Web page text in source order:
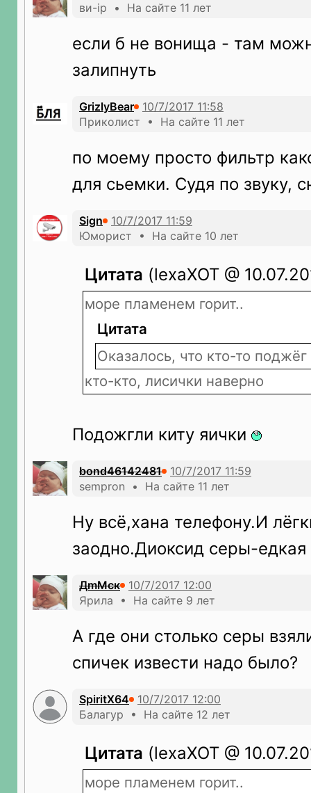
ви-ip • На сайте 11 лет
если б не вонища - там
залипнуть
GrizlyBear
Приколист • На сайте 11 лет
по моему просто фильтр
для сьемки. Судя по звуку,
Sign
Юморист • На сайте 10 лет
Цитата (lexaXOT @
море пламенем горит..
Цитата
Оказалось, что кто-то поджёг
кто-кто, лисички наверно
Подожгли киту яички
bond46142481
sempron • На сайте 11 лет
Ну всё,хана телефону.И
заодно.Диоксид серы-
ДmМск
Ярила • На сайте 9 лет
А где они столько серы
спичек извести надо было?
SpiritX64
Балагур • На сайте 12 лет
Цитата (lexaXOT @
море пламенем горит..